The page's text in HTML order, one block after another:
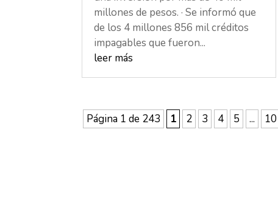
millones de pesos. · Se informó que
de los 4 millones 856 mil créditos
impagables que fueron...
leer más
Página 1 de 243 1 2 3 4 5 ... 10